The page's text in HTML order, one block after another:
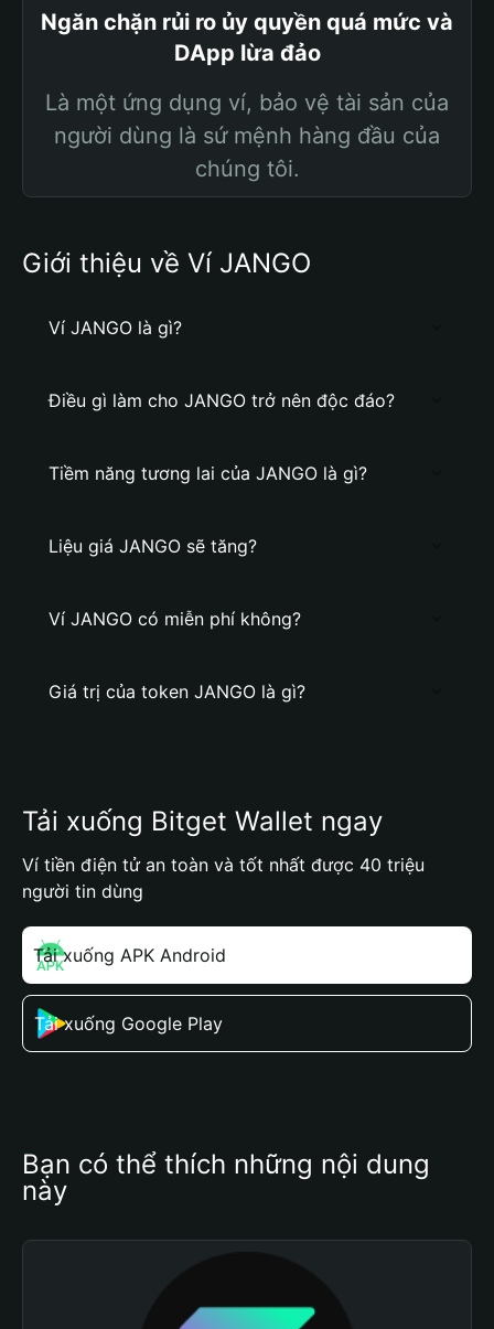
Ngăn chặn rủi ro ủy quyền quá mức và
DApp lừa đảo
Là một ứng dụng ví, bảo vệ tài sản của
người dùng là sứ mệnh hàng đầu của
chúng tôi.
Giới thiệu về Ví JANGO
Ví JANGO là gì?
Điều gì làm cho JANGO trở nên độc đáo?
Tiềm năng tương lai của JANGO là gì?
Liệu giá JANGO sẽ tăng?
Ví JANGO có miễn phí không?
Giá trị của token JANGO là gì?
Tải xuống Bitget Wallet ngay
Ví tiền điện tử an toàn và tốt nhất được 40 triệu
người tin dùng
Tải xuống APK Android
Tải xuống Google Play
Bạn có thể thích những nội dung
này